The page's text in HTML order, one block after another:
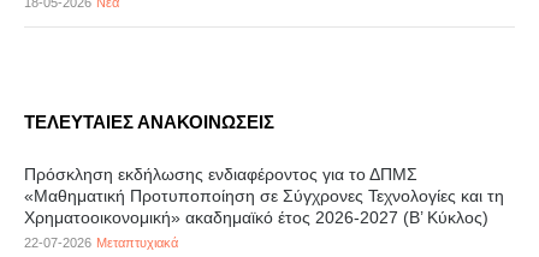
ΤΕΛΕΥΤΑΙΕΣ ΑΝΑΚΟΙΝΩΣΕΙΣ
Πρόσκληση εκδήλωσης ενδιαφέροντος για το ΔΠΜΣ
«Μαθηματική Προτυποποίηση σε Σύγχρονες Τεχνολογίες και τη
Χρηματοοικονομική» ακαδημαϊκό έτος 2026-2027 (B’ Kύκλος)
22-07-2026 Μεταπτυχιακά